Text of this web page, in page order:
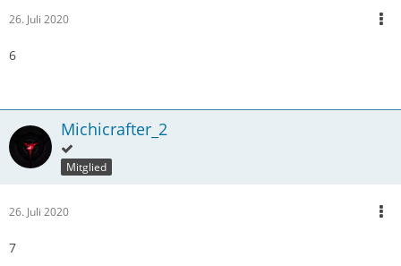
26. Juli 2020
6
Michicrafter_2
Mitglied
26. Juli 2020
7